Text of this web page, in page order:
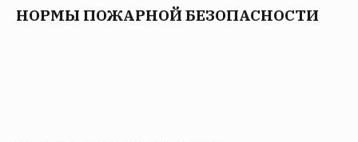
НОРМЫ ПОЖАРНОЙ БЕЗОПАСНОСТИ